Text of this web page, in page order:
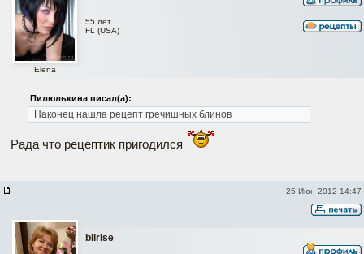
Elena
55 лет
FL (USA)
Пилюлькина писал(а):
Наконец нашла рецепт гречишных блинов
Рада что рецептик пригодился
25 Июн 2012 14:47
blirise